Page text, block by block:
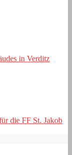
in Verditz
die FF St. Jakob